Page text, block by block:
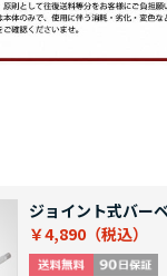
ジョイント式バー
￥4,890